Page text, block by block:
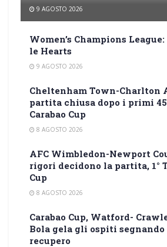
9 AGOSTO 2026
Women’s Champions
le Hearts
9 AGOSTO 2026
Cheltenham Town-Charlton
partita chiusa dopo i primi
Carabao Cup
8 AGOSTO 2026
AFC Wimbledon-Newport
rigori decidono la partita, 1°
Cup
8 AGOSTO 2026
Carabao Cup, Watford-
Bola gela gli ospiti
recupero